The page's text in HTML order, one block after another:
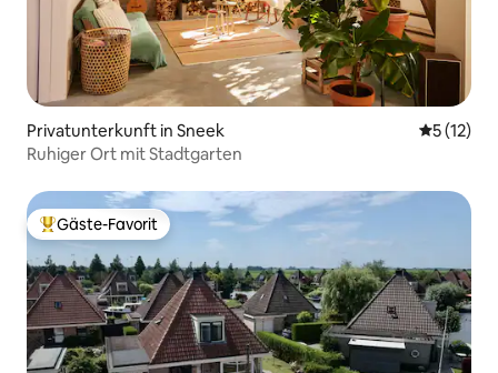
Privatunterkunft in Sneek
5 (12)
Ruhiger Ort mit Stadtgarten
Beliebter Gäste-Favorit.
Gäste-Favorit